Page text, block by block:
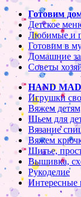
Готовим
Детское
Любимые и
Готовим в
Домашние
Советы
HAND
Игрушки
Вяжем
Шьем для
Вязание
Вяжем
Шитье,
Вышивка,
Рукоделие
Интересные